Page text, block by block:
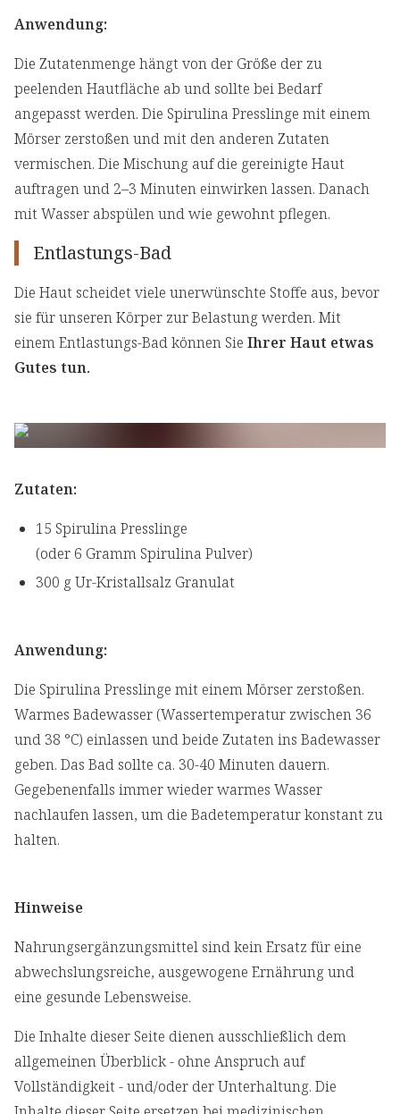
Anwendung:
Die Zutatenmenge hängt von der Größe der zu
peelenden Hautfläche ab und sollte bei Bedarf
angepasst werden. Die Spirulina Presslinge mit einem
Mörser zerstoßen und mit den anderen Zutaten
vermischen. Die Mischung auf die gereinigte Haut
auftragen und 2–3 Minuten einwirken lassen. Danach
mit Wasser abspülen und wie gewohnt pflegen.
Entlastungs-Bad
Die Haut scheidet viele unerwünschte Stoffe aus, bevor
sie für unseren Körper zur Belastung werden. Mit
einem Entlastungs-Bad können Sie Ihrer Haut etwas
Gutes tun.
Zutaten:
15 Spirulina Presslinge
(oder 6 Gramm Spirulina Pulver)
300 g Ur-Kristallsalz Granulat
Anwendung:
Die Spirulina Presslinge mit einem Mörser zerstoßen.
Warmes Badewasser (Wassertemperatur zwischen 36
und 38 °C) einlassen und beide Zutaten ins Badewasser
geben. Das Bad sollte ca. 30-40 Minuten dauern.
Gegebenenfalls immer wieder warmes Wasser
nachlaufen lassen, um die Badetemperatur konstant zu
halten.
Hinweise
Nahrungsergänzungsmittel sind kein Ersatz für eine
abwechslungsreiche, ausgewogene Ernährung und
eine gesunde Lebensweise.
Die Inhalte dieser Seite dienen ausschließlich dem
allgemeinen Überblick - ohne Anspruch auf
Vollständigkeit - und/oder der Unterhaltung. Die